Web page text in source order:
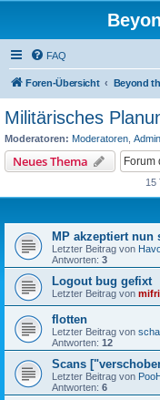
FAQ
Foren-Übersicht Beyond
Militärisches
Moderatoren: Moderatoren
Neues Thema
15
MP akzeptiert nun
Letzter Beitrag von
Antworten: 3
Logout bug gefixt
Letzter Beitrag von
flotten
Letzter Beitrag von
Antworten: 12
Scans
Letzter Beitrag von
Antworten: 6